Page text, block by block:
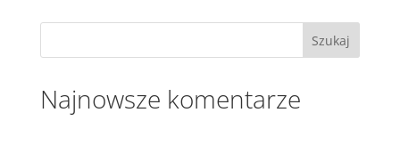
Najnowsze komentarze